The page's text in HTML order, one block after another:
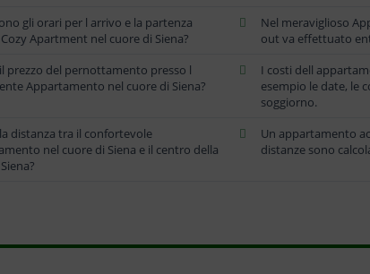
gli orari per l arrivo e la partenza
Apartment nel cuore di Siena?
Nel meraviglioso
out va effettuato
prezzo del pernottamento presso l
Appartamento nel cuore di Siena?
I costi dell
esempio le date, le
soggiorno.
distanza tra il confortevole
nel cuore di Siena e il centro della
Un appartamento
distanze sono